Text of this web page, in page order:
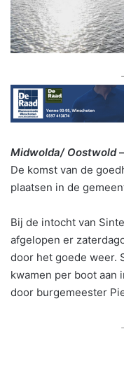
Midwolda/ Oostwold–
De komst van de
plaatsen in de
Bij de intocht van
afgelopen er
door het goede weer.
kwamen per boot aan
door burgemeester